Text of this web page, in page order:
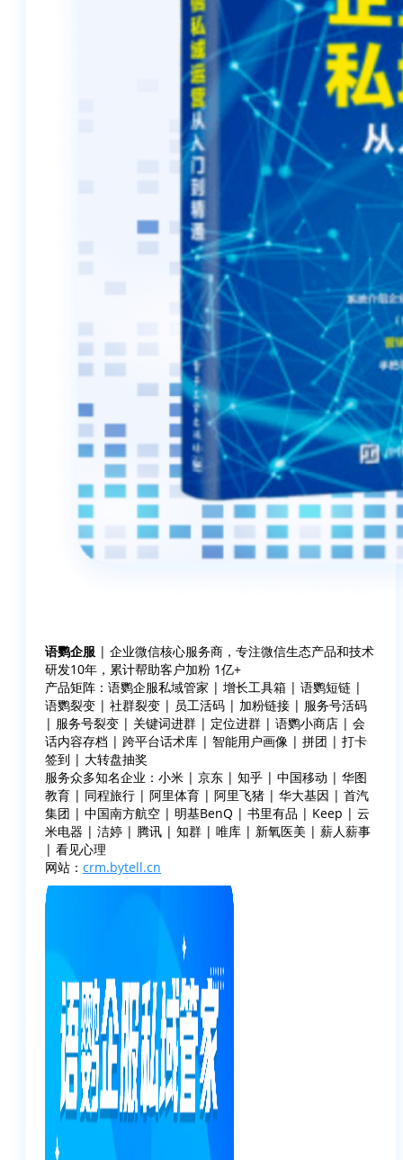
语鹦企服 | 企业微信核心服务商，专注微信生态产品和技术
研发10年，累计帮助客户加粉 1亿+
产品矩阵：语鹦企服私域管家 | 增长工具箱 | 语鹦短链 |
语鹦裂变 | 社群裂变 | 员工活码 | 加粉链接 | 服务号活码
| 服务号裂变 | 关键词进群 | 定位进群 | 语鹦小商店 | 会
话内容存档 | 跨平台话术库 | 智能用户画像 | 拼团 | 打卡
签到 | 大转盘抽奖
服务众多知名企业：小米 | 京东 | 知乎 | 中国移动 | 华图
教育 | 同程旅行 | 阿里体育 | 阿里飞猪 | 华大基因 | 首汽
集团 | 中国南方航空 | 明基BenQ | 书里有品 | Keep | 云
米电器 | 洁婷 | 腾讯 | 知群 | 唯库 | 新氧医美 | 薪人薪事
| 看见心理
网站： crm.bytell.cn